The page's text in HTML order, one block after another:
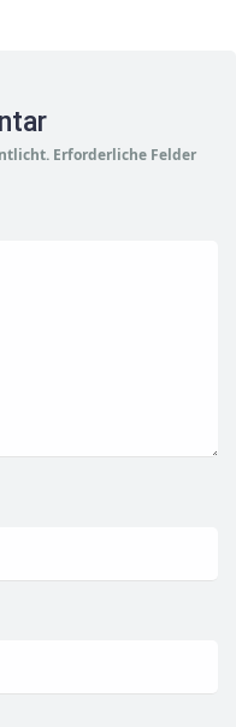
Erforderliche Felder